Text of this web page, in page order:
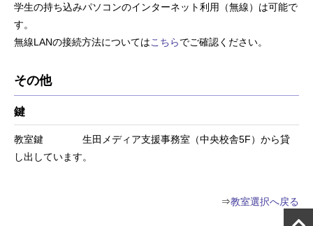
学生の持ち込みパソコンのインターネット利用（無線）は可能で
す。
無線LANの接続方法についてはこちらでご確認ください。
その他
鍵
教室鍵 生田メディア支援事務室（中央校舎5F）から貸
し出しています。
⇒教室選択へ戻る